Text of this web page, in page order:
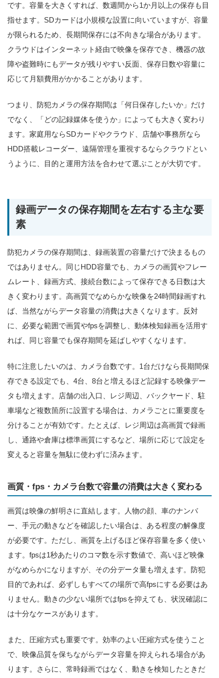
です。容量を大きくすれば、数週間から1か月以上の保存も目
指せます。SDカードは小規模な設置に向いていますが、容量
が限られるため、長期間保存には不向きな場合があります。
クラウドはインターネット経由で映像を保存でき、機器の故
障や盗難時にもデータが残りやすい反面、保存日数や容量に
応じて月額費用がかかることがあります。
つまり、防犯カメラの保存期間は「何日保存したいか」だけ
でなく、「どの記録媒体を使うか」によっても大きく変わり
ます。家庭用ならSDカードやクラウド、店舗や事務所なら
HDD搭載レコーダー、遠隔管理を重視するならクラウドとい
うように、目的と運用方法を合わせて選ぶことが大切です。
録画データの保存期間を左右する主な要
素
防犯カメラの保存期間は、録画装置の容量だけで決まるもの
ではありません。同じHDD容量でも、カメラの画質やフレー
ムレート、録画方式、接続台数によって保存できる日数は大
きく変わります。高画質でなめらかな映像を24時間録画すれ
ば、当然ながらデータ容量の消費は大きくなります。反対
に、必要な範囲で画質やfpsを調整し、動体検知録画を活用す
れば、同じ容量でも保存期間を延ばしやすくなります。
特に注意したいのは、カメラ台数です。1台だけなら長期間保
存できる設定でも、4台、8台と増えるほど記録する映像デー
タも増えます。店舗の出入口、レジ周辺、バックヤード、駐
車場など複数箇所に設置する場合は、カメラごとに重要度を
分けることが有効です。たとえば、レジ周辺は高画質で録画
し、通路や倉庫は標準画質にするなど、場所に応じて設定を
変えると容量を無駄に使わずに済みます。
画質・fps・カメラ台数で容量の消費は大きく変わる
画質は映像の鮮明さに直結します。人物の顔、車のナンバ
ー、手元の動きなどを確認したい場合は、ある程度の解像度
が必要です。ただし、画質を上げるほど保存容量を多く使い
ます。fpsは1秒あたりのコマ数を示す数値で、高いほど映像
がなめらかになりますが、その分データ量も増えます。防犯
目的であれば、必ずしもすべての場所で高fpsにする必要はあ
りません。動きの少ない場所ではfpsを抑えても、状況確認に
は十分なケースがあります。
また、圧縮方式も重要です。効率のよい圧縮方式を使うこと
で、映像品質を保ちながらデータ容量を抑えられる場合があ
ります。さらに、常時録画ではなく、動きを検知したときだ